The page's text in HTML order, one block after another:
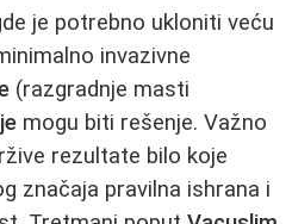
je potrebno ukloniti veću
invazivne
(razgradnje masti
mogu biti rešenje. Važno
rezultate bilo koje
značaja pravilna ishrana i